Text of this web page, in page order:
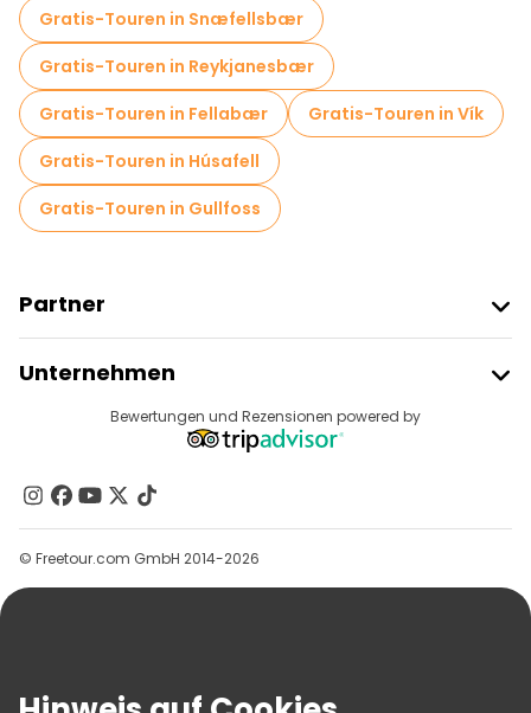
Gratis-Touren in Snæfellsbær
Gratis-Touren in Reykjanesbær
Gratis-Touren in Fellabær
Gratis-Touren in Vík
Gratis-Touren in Húsafell
Gratis-Touren in Gullfoss
Partner
Anbieter-Anmeldung
Affiliate-Programm
Unternehmen
Reiseziele
Kontakt
Gruppen
Hilfe
Bewertungen und Rezensionen powered by
© Freetour.com GmbH 2014-2026